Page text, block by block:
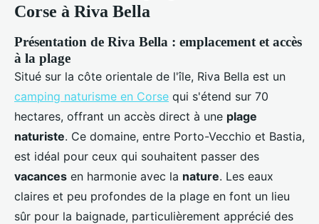
Corse à Riva Bella
Présentation de Riva Bella : emplacement et accès
à la plage
Situé sur la côte orientale de l'île, Riva Bella est un
camping naturisme en Corse qui s'étend sur 70
hectares, offrant un accès direct à une plage
naturiste. Ce domaine, entre Porto-Vecchio et Bastia,
est idéal pour ceux qui souhaitent passer des
vacances en harmonie avec la nature. Les eaux
claires et peu profondes de la plage en font un lieu
sûr pour la baignade, particulièrement apprécié des